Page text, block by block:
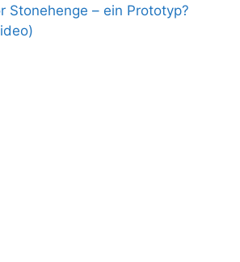
Stonehenge – ein Prototyp?